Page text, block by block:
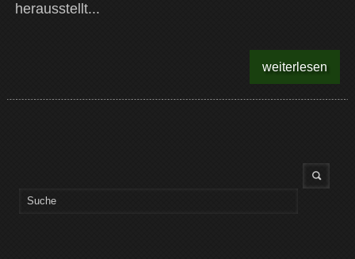
herausstellt...
weiterlesen